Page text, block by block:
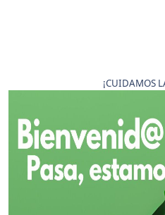
¡CUIDAMOS